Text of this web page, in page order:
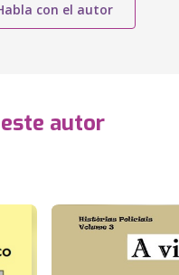
con el autor
autor